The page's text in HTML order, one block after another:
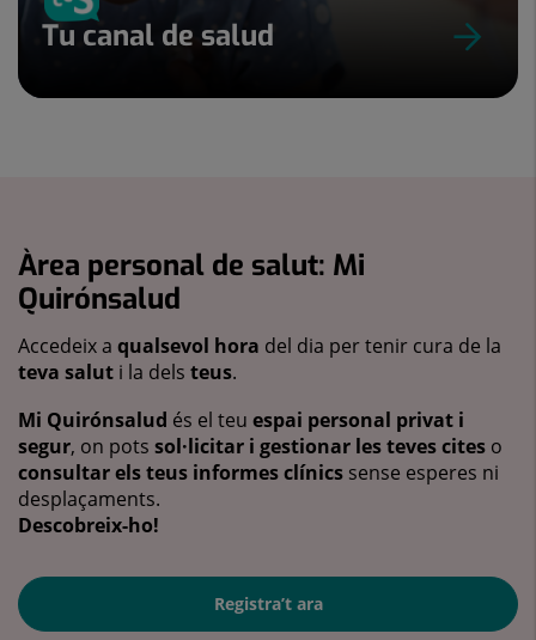
Tu canal de salud
Àrea personal de salut: Mi
Quirónsalud
Accedeix a qualsevol hora del dia per tenir cura de la
teva salut i la dels teus.
Mi Quirónsalud és el teu espai personal privat i
segur, on pots sol·licitar i gestionar les teves cites o
consultar els teus informes clínics sense esperes ni
desplaçaments.
Descobreix-ho!
Registra’t ara